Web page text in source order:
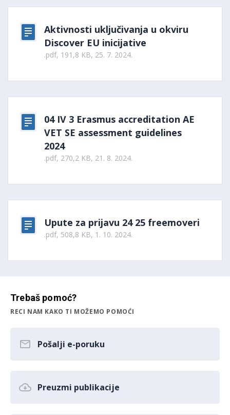
Aktivnosti uključivanja u okviru
Discover EU inicijative
.pdf, 191,8 KB, 25. 7. 2024.
04 IV 3 Erasmus accreditation AE
VET SE assessment guidelines
2024
.pdf, 270,2 KB, 21. 8. 2024.
Upute za prijavu 24 25 freemoveri
.pdf, 508,8 KB, 1. 10. 2024.
Trebaš pomoć?
RECI NAM KAKO TI MOŽEMO POMOĆI
Pošalji e-poruku
Preuzmi publikacije